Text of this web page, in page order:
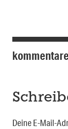
kommentare
Deine E-Mail-